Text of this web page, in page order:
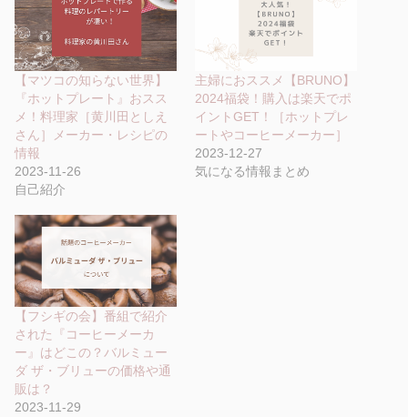
【マツコの知らない世界】
『ホットプレート』おスス
メ！料理家［黄川田としえ
さん］メーカー・レシピの
情報
2023-11-26
自己紹介
主婦におススメ【BRUNO】
2024福袋！購入は楽天でポ
イントGET！［ホットプレ
ートやコーヒーメーカー］
2023-12-27
気になる情報まとめ
【フシギの会】番組で紹介
された『コーヒーメーカ
ー』はどこの？バルミュー
ダ ザ・ブリューの価格や通
販は？
2023-11-29